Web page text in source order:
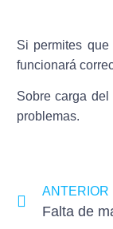
Si permites
funcionará
Sobre carga
problemas.
ANTERIOR